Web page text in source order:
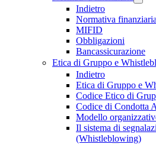
Indietro
Normativa finanziaria
MIFID
Obbligazioni
Bancassicurazione
Etica di Gruppo e
Indietro
Etica di Gruppo e
Codice Etico di
Codice di Condotta
Modello
Il sistema di
(Whistleblowing)